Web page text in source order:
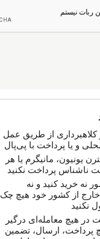
کلاهبرداری از طریق عمل
و یا پرداخت با پی‌پال
یونیون، مانیگرم یا هر
ناشناس پرداخت نکنید
نه خرید کنید و نه
خارج از کشور خود هیچ چک
نکنید
در هیچ معامله‌ای درگیر
پرداخت، ارسال، تضمین